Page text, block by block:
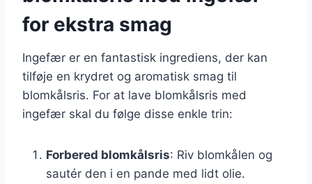
for ekstra smag
Ingefær er en fantastisk ingrediens, der kan
tilføje en krydret og aromatisk smag til
blomkålsris. For at lave blomkålsris med
ingefær skal du følge disse enkle trin:
Forbered blomkålsris: Riv blomkålen og
sautér den i en pande med lidt olie.